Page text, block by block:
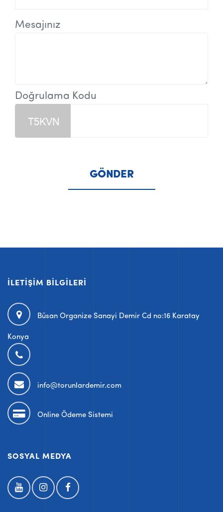
Mesajınız
Doğrulama Kodu
İLETIŞIM BILGILERI
Büsan Organize Sanayi Demir Cd no:16 Karatay
Konya
info@torunlardemir.com
Online Ödeme Sistemi
SOSYAL MEDYA